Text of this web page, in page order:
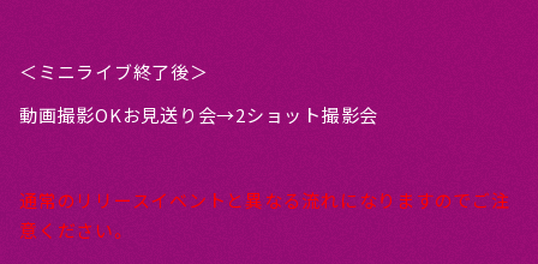
＜ミニライブ終了後＞
動画撮影OKお見送り会→2ショット撮影会
通常のリリースイベントと異なる流れになりますのでご注
意ください。